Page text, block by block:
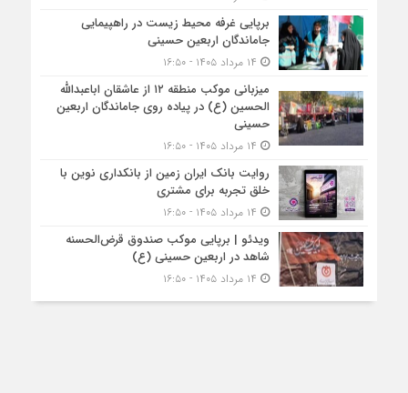
برپایی غرفه محیط زیست در راهپیمایی
جاماندگان اربعین حسینی
میزبانی موکب منطقه ۱۲ از عاشقان اباعبدالله
الحسین (ع) در پیاده روی جاماندگان اربعین
حسینی
روایت بانک ایران زمین از بانکداری نوین با
خلق تجربه برای مشتری
ویدئو | برپایی موکب صندوق قرض‌الحسنه
شاهد در اربعین حسینی (ع)